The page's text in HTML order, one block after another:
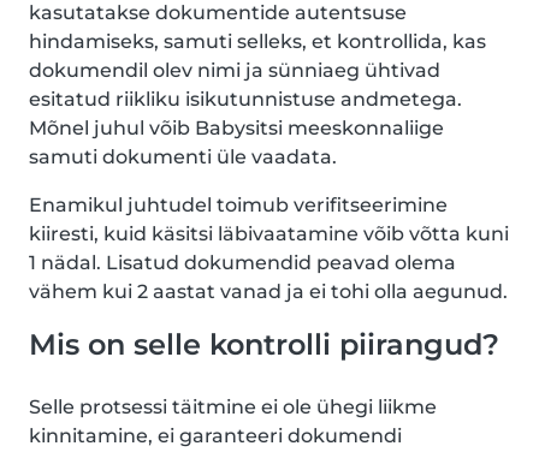
kasutatakse dokumentide autentsuse
hindamiseks, samuti selleks, et kontrollida, kas
dokumendil olev nimi ja sünniaeg ühtivad
esitatud riikliku isikutunnistuse andmetega.
Mõnel juhul võib Babysitsi meeskonnaliige
samuti dokumenti üle vaadata.
Enamikul juhtudel toimub verifitseerimine
kiiresti, kuid käsitsi läbivaatamine võib võtta kuni
1 nädal. Lisatud dokumendid peavad olema
vähem kui 2 aastat vanad ja ei tohi olla aegunud.
Mis on selle kontrolli piirangud?
Selle protsessi täitmine ei ole ühegi liikme
kinnitamine, ei garanteeri dokumendi